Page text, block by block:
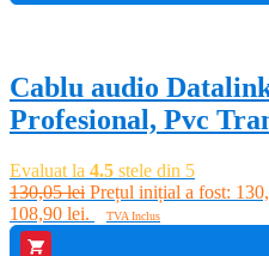
Cablu audio
Profesional, Pvc
Evaluat la 4.5 stele din 5
130,05lei Prețul inițial a fost:
108,90 lei.
TVA Inclus